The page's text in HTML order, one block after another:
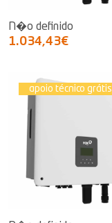
N�o definido
1.034,43€
apoio técnico grátis